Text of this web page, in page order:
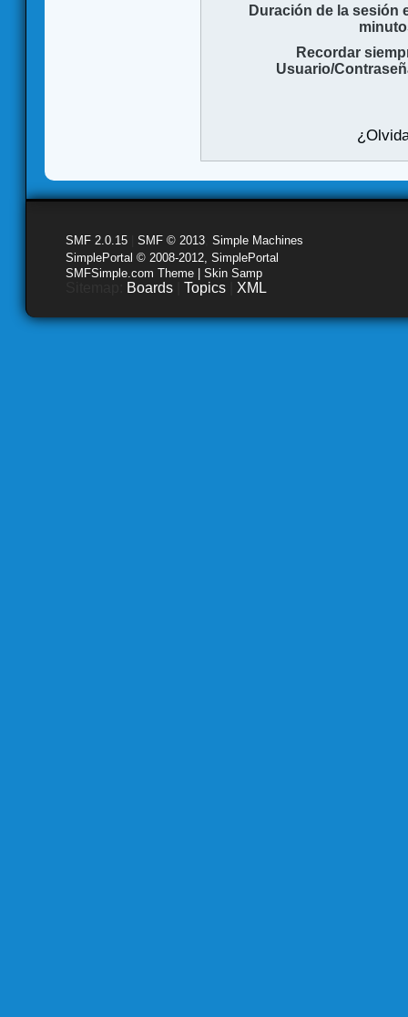
Duración de la sesión
Recordar
Usuario/
SMF 2.0.15 SMF © 2013 Simple Machines
SimplePortal © 2008-2012, SimplePortal
SMFSimple.com Theme | Skin Samp
Boards Topics XML